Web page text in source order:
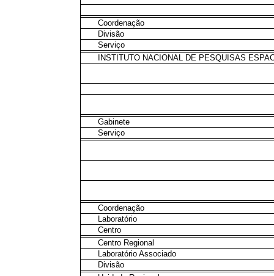
Coordenação
Divisão
Serviço
INSTITUTO NACIONAL DE PESQUISAS
Gabinete
Serviço
Coordenação
Laboratório
Centro
Centro Regional
Laboratório Associado
Divisão